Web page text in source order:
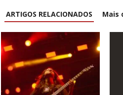
ARTIGOS RELACIONADOS Mais